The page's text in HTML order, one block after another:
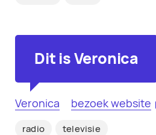
Dit is Veronica
Veronica bezoek website
radio televisie